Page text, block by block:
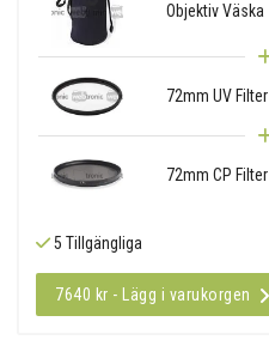
Objektiv Väska
72mm UV Filter
72mm CP Filter
5 Tillgängliga
7640 kr - Lägg i varukorgen